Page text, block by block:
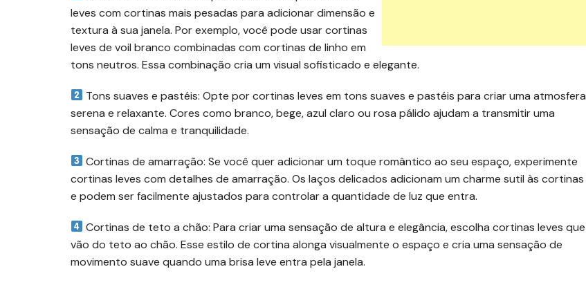
leves com cortinas mais pesadas para adicionar dimensão e
textura à sua janela. Por exemplo, você pode usar cortinas
leves de voil branco combinadas com cortinas de linho em
tons neutros. Essa combinação cria um visual sofisticado e elegante.
Tons suaves e pastéis: Opte por cortinas leves em tons suaves e pastéis para criar uma atmosfera
serena e relaxante. Cores como branco, bege, azul claro ou rosa pálido ajudam a transmitir uma
sensação de calma e tranquilidade.
Cortinas de amarração: Se você quer adicionar um toque romântico ao seu espaço, experimente
cortinas leves com detalhes de amarração. Os laços delicados adicionam um charme sutil às cortinas
e podem ser facilmente ajustados para controlar a quantidade de luz que entra.
Cortinas de teto a chão: Para criar uma sensação de altura e elegância, escolha cortinas leves que
vão do teto ao chão. Esse estilo de cortina alonga visualmente o espaço e cria uma sensação de
movimento suave quando uma brisa leve entra pela janela.